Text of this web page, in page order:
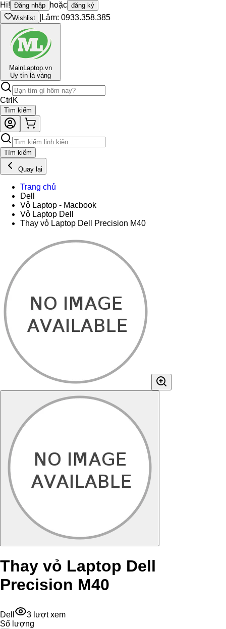
Hi! Đăng nhập hoặc đăng ký
Wishlist
Lâm: 0933.358.385
MainLaptop.vn
Uy tín là vàng
Ctrl K
Tìm kiếm
Tìm kiếm
Quay lại
Trang chủ
Dell
Vỏ Laptop - Macbook
Vỏ Laptop Dell
Thay vỏ Laptop Dell Precision M40
Thay vỏ Laptop Dell
Precision M40
Dell 3 lượt xem
Số lượng